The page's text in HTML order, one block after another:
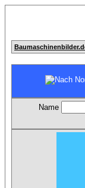
Name